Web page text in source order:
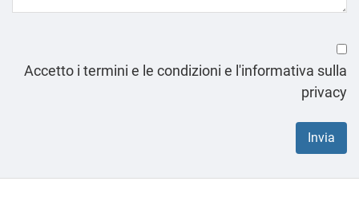
Accetto i termini e le condizioni e l'informativa sulla
privacy